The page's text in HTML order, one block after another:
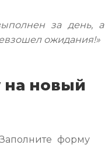
за день, а
ожидания!»
на новый
форму